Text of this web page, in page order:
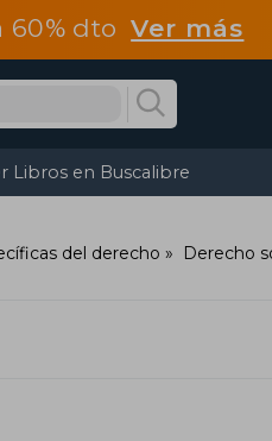
60% dtoVer más
Libros en Buscalibre
del derecho Derecho